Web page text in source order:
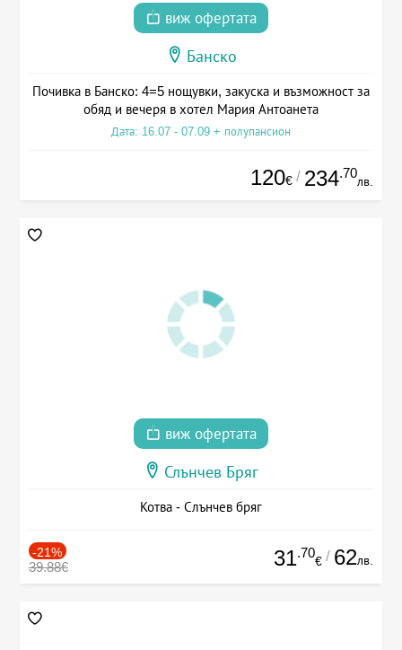
виж офертата
Банско
Почивка в Банско: 4=5 нощувки, закуска и възможност за
обяд и вечеря в хотел Мария Антоанета
Дата: 16.07 - 07.09 + полупансион
120€ / 234.70
лв.
виж офертата
Слънчев Бряг
Котва - Слънчев бряг
-21%
39.88€ 31.70
€ / 62лв.